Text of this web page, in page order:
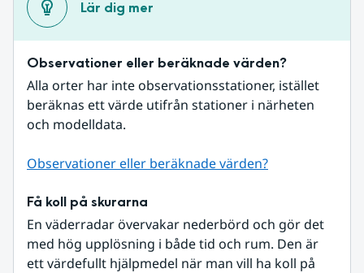
Lär dig mer
Observationer eller beräknade värden?
Alla orter har inte observationsstationer, istället
beräknas ett värde utifrån stationer i närheten
och modelldata.
Observationer eller beräknade värden?
Få koll på skurarna
En väderradar övervakar nederbörd och gör det
med hög upplösning i både tid och rum. Den är
ett värdefullt hjälpmedel när man vill ha koll på